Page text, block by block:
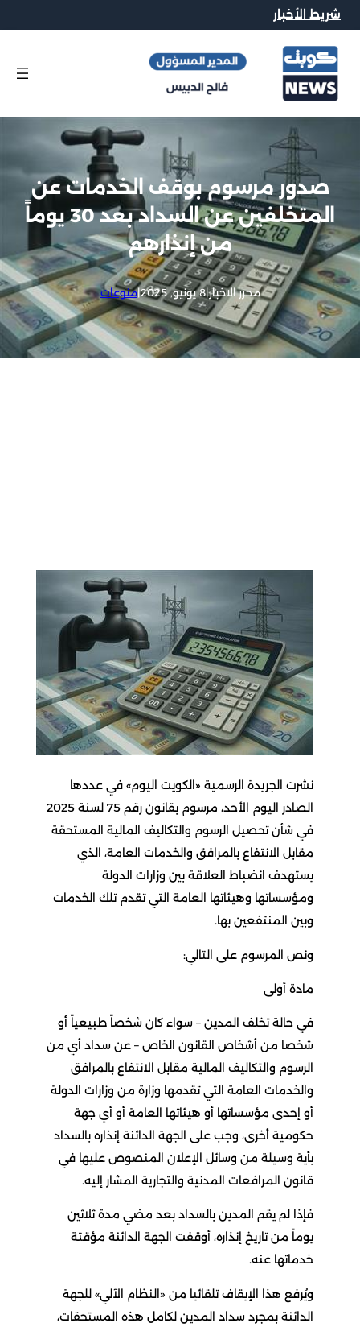
شريط الأخبار
صدور مرسوم بوقف الخدمات عن
المتخلفين عن السداد بعد 30 يوماً
من إنذارهم
محرر الاخبار|8 يونيو, 2025 |منوعات
نشرت الجريدة الرسمية «الكويت اليوم» في عددها
الصادر اليوم الأحد، مرسوم بقانون رقم 75 لسنة 2025
في شأن تحصيل الرسوم والتكاليف المالية المستحقة
مقابل الانتفاع بالمرافق والخدمات العامة، الذي
يستهدف انضباط العلاقة بين وزارات الدولة
ومؤسساتها وهيئاتها العامة التي تقدم تلك الخدمات
وبين المنتفعين بها.
ونص المرسوم على التالي:
مادة أولى
في حالة تخلف المدين – سواء كان شخصاً طبيعياً أو
شخصا من أشخاص القانون الخاص – عن سداد أي من
الرسوم والتكاليف المالية مقابل الانتفاع بالمرافق
والخدمات العامة التي تقدمها وزارة من وزارات الدولة
أو إحدى مؤسساتها أو هيئاتها العامة أو أي جهة
حكومية أخرى، وجب على الجهة الدائنة إنذاره بالسداد
بأية وسيلة من وسائل الإعلان المنصوص عليها في
قانون المرافعات المدنية والتجارية المشار إليه.
فإذا لم يقم المدين بالسداد بعد مضي مدة ثلاثين
يوماً من تاريخ إنذاره، أوقفت الجهة الدائنة مؤقتة
خدماتها عنه.
ويُرفع هذا الإيقاف تلقائيا من «النظام الآلي» للجهة
الدائنة بمجرد سداد المدين لكامل هذه المستحقات،